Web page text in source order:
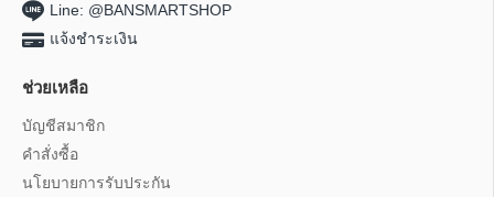
Line: @BANSMARTSHOP
แจ้งชำระเงิน
ช่วยเหลือ
บัญชีสมาชิก
คำสั่งซื้อ
นโยบายการรับประกัน